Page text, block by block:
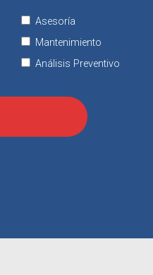
Asesoría
Mantenimiento
Análisis Preventivo